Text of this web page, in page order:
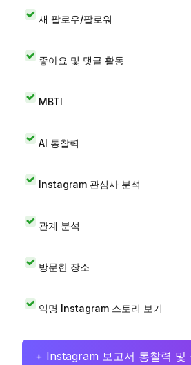
새 팔로우/팔로워
좋아요 및 댓글 활동
MBTI
AI 통찰력
Instagram 관심사 분석
관계 분석
방문한 장소
익명 Instagram 스토리 보기
+ Instagram 보고서 통찰력 및